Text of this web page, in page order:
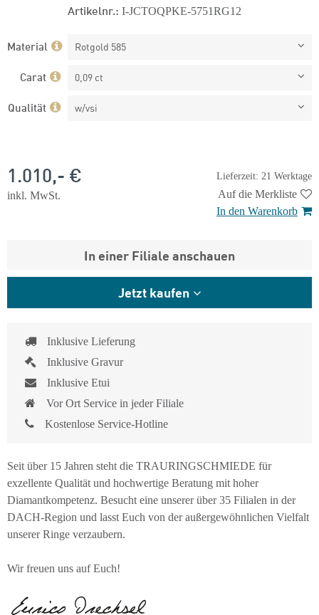
Artikelnr.: I-JCTOQPKE-5751RG12
Material Rotgold 585
Carat 0,09 ct
Qualität w/vsi
Lieferzeit: 21 Werktage
1.010,- €
inkl. MwSt.
Auf die Merkliste
In den Warenkorb
In einer Filiale anschauen
Jetzt kaufen
Inklusive Lieferung
Inklusive Gravur
Inklusive Etui
Vor Ort Service in jeder Filiale
Kostenlose Service-Hotline
Seit über 15 Jahren steht die TRAURINGSCHMIEDE für
exzellente Qualität und hochwertige Beratung mit hoher
Diamantkompetenz. Besucht eine unserer über 35 Filialen in der
DACH-Region und lasst Euch von der außergewöhnlichen Vielfalt
unserer Ringe verzaubern.
Wir freuen uns auf Euch!